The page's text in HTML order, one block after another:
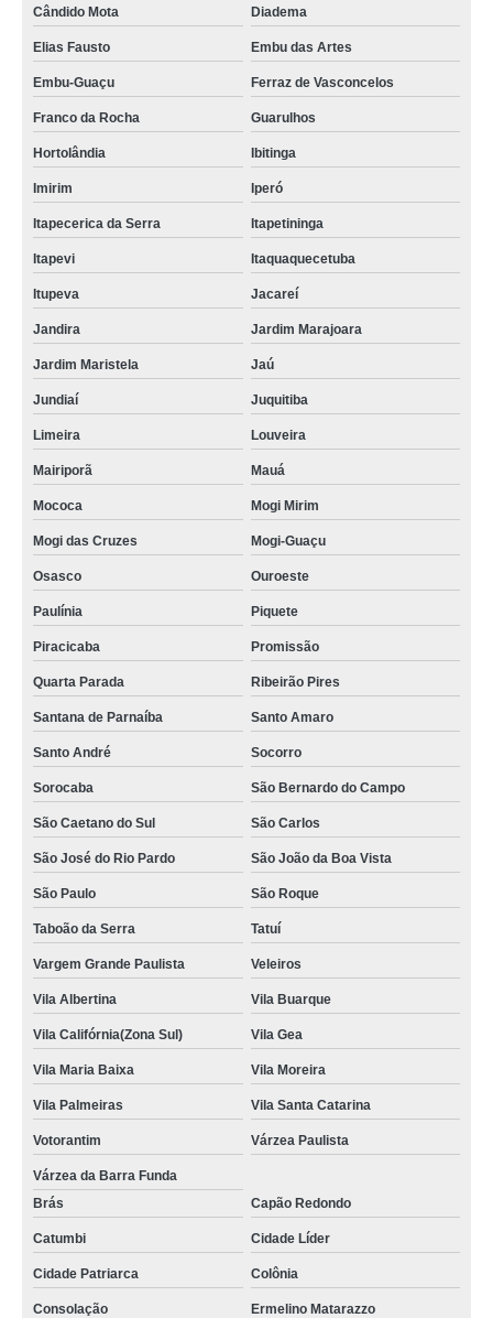
Cândido Mota Diadema
Elias Fausto Embu das Artes
Embu-Guaçu Ferraz de Vasconcelos
Franco da Rocha Guarulhos
Hortolândia Ibitinga
Imirim Iperó
Itapecerica da Serra Itapetininga
Itapevi Itaquaquecetuba
Itupeva Jacareí
Jandira Jardim Marajoara
Jardim Maristela Jaú
Jundiaí Juquitiba
Limeira Louveira
Mairiporã Mauá
Mococa Mogi Mirim
Mogi das Cruzes Mogi-Guaçu
Osasco Ouroeste
Paulínia Piquete
Piracicaba Promissão
Quarta Parada Ribeirão Pires
Santana de Parnaíba Santo Amaro
Santo André Socorro
Sorocaba São Bernardo do Campo
São Caetano do Sul São Carlos
São José do Rio Pardo São João da Boa Vista
São Paulo São Roque
Taboão da Serra Tatuí
Vargem Grande Paulista Veleiros
Vila Albertina Vila Buarque
Vila Califórnia(Zona Sul) Vila Gea
Vila Maria Baixa Vila Moreira
Vila Palmeiras Vila Santa Catarina
Votorantim Várzea Paulista
Várzea da Barra Funda
Brás
Capão Redondo
Catumbi Cidade Líder
Cidade Patriarca Colônia
Consolação Ermelino Matarazzo